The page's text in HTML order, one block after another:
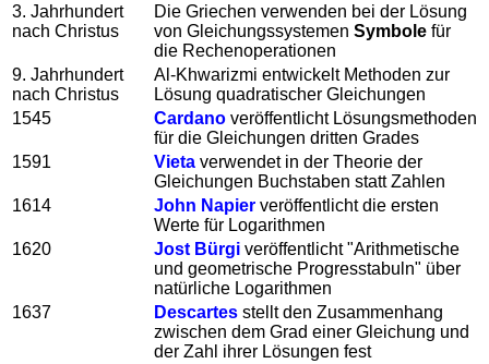
3. Jahrhundert
nach Christus
Die Griechen verwenden bei der Lösung
von Gleichungssystemen Symbole für
die Rechenoperationen
9. Jahrhundert
nach Christus
Al-Khwarizmi entwickelt Methoden zur
Lösung quadratischer Gleichungen
1545
Cardano veröffentlicht Lösungsmethoden
für die Gleichungen dritten Grades
1591
Vieta verwendet in der Theorie der
Gleichungen Buchstaben statt Zahlen
1614
John Napier veröffentlicht die ersten
Werte für Logarithmen
1620
Jost Bürgi veröffentlicht "Arithmetische
und geometrische Progresstabuln" über
natürliche Logarithmen
1637
Descartes stellt den Zusammenhang
zwischen dem Grad einer Gleichung und
der Zahl ihrer Lösungen fest